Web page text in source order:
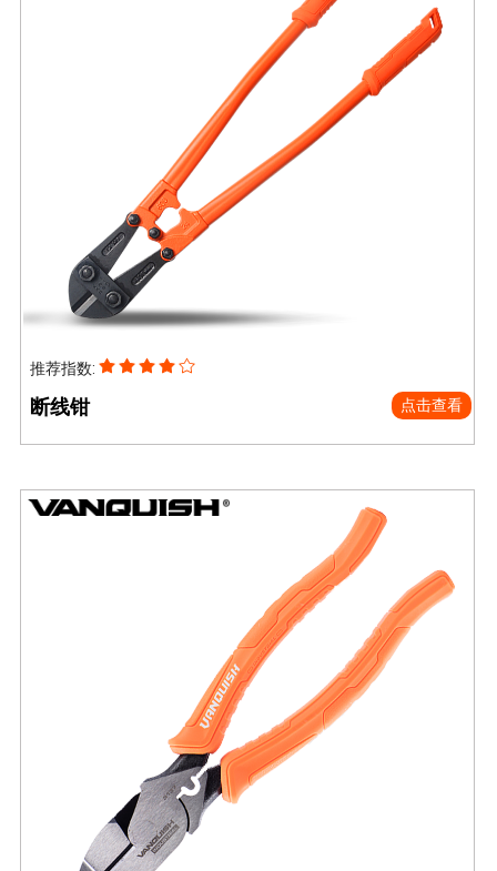
推荐指数:
断线钳 点击查看